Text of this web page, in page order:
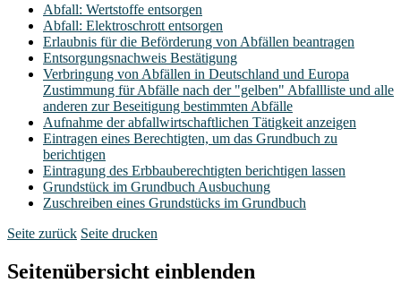
Abfall: Wertstoffe entsorgen
Abfall: Elektroschrott entsorgen
Erlaubnis für die Beförderung von Abfällen beantragen
Entsorgungsnachweis Bestätigung
Verbringung von Abfällen in Deutschland und Europa
Zustimmung für Abfälle nach der "gelben" Abfallliste und alle
anderen zur Beseitigung bestimmten Abfälle
Aufnahme der abfallwirtschaftlichen Tätigkeit anzeigen
Eintragen eines Berechtigten, um das Grundbuch zu
berichtigen
Eintragung des Erbbauberechtigten berichtigen lassen
Grundstück im Grundbuch Ausbuchung
Zuschreiben eines Grundstücks im Grundbuch
Seite zurück Seite drucken
Seitenübersicht einblenden